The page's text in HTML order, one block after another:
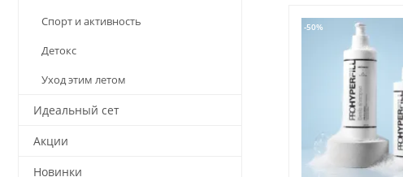
-50%
Спорт и активность
Детокс
Уход этим летом
Идеальный сет
Акции
Новинки